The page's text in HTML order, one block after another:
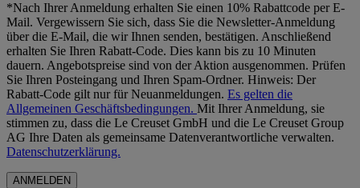
*Nach Ihrer Anmeldung erhalten Sie einen 10% Rabattcode per E-
Mail. Vergewissern Sie sich, dass Sie die Newsletter-Anmeldung
über die E-Mail, die wir Ihnen senden, bestätigen. Anschließend
erhalten Sie Ihren Rabatt-Code. Dies kann bis zu 10 Minuten
dauern. Angebotspreise sind von der Aktion ausgenommen. Prüfen
Sie Ihren Posteingang und Ihren Spam-Ordner. Hinweis: Der
Rabatt-Code gilt nur für Neuanmeldungen. Es gelten die
Allgemeinen Geschäftsbedingungen. Mit Ihrer Anmeldung, sie
stimmen zu, dass die Le Creuset GmbH und die Le Creuset Group
AG Ihre Daten als gemeinsame Datenverantwortliche verwalten.
Datenschutzerklärung.